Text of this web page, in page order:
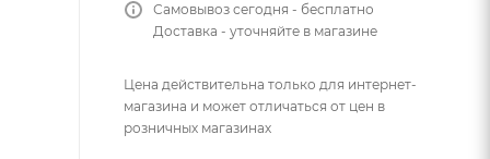
Самовывоз сегодня - бесплатно
Доставка - уточняйте в магазине
Цена действительна только для интернет-
магазина и может отличаться от цен в
розничных магазинах